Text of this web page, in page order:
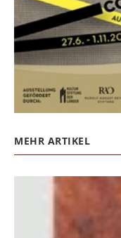
MEHR ARTIKEL